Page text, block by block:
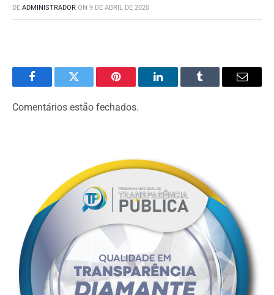
DE ADMINISTRADOR ON 9 DE ABRIL DE 2020
FacebookTwitter Pinterest LinkedInTumblr Email
Comentários estão fechados.